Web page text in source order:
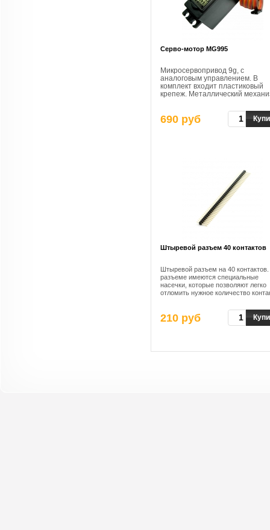
Cерво-мотор MG995
Микросервопривод 9g, с
аналоговым управлением. В
комплект входит пластиковый
крепеж. Металлический
690 руб
Штыревой разъем 40 контактов
Штыревой разъем на 40
разъеме имеются специальные
насечки, которые позволяют легко
отломить нужное количество
210 руб